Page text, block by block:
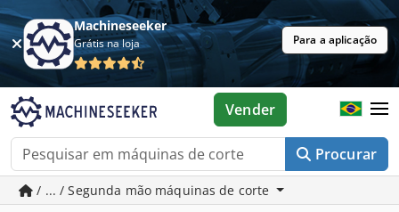
Machineseeker
Grátis na loja Para a aplicação
Procurar
Vender
/ ... / Segunda mão máquinas de corte